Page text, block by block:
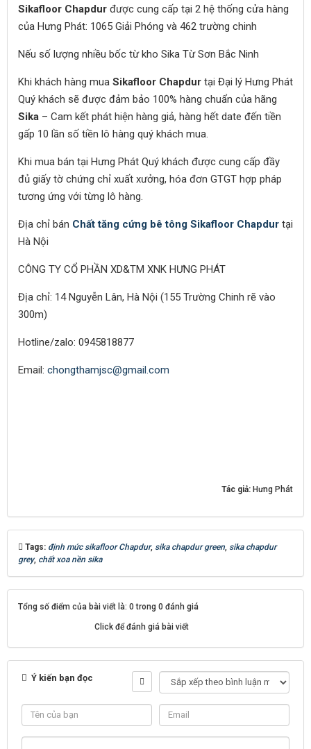
Sikafloor Chapdur được cung cấp tại 2 hệ thống cửa hàng
của Hưng Phát: 1065 Giải Phóng và 462 trường chinh
Nếu số lượng nhiều bốc từ kho Sika Từ Sơn Bắc Ninh
Khi khách hàng mua Sikafloor Chapdur tại Đại lý Hưng Phát
Quý khách sẽ được đảm bảo 100% hàng chuẩn của hãng
Sika – Cam kết phát hiện hàng giả, hàng hết date đến tiền
gấp 10 lần số tiền lô hàng quý khách mua.
Khi mua bán tại Hưng Phát Quý khách được cung cấp đầy
đủ giấy tờ chứng chỉ xuất xưởng, hóa đơn GTGT hợp pháp
tương ứng với từng lô hàng.
Địa chỉ bán Chất tăng cứng bê tông Sikafloor Chapdur tại
Hà Nội
CÔNG TY CỔ PHẦN XD&TM XNK HƯNG PHÁT
Địa chỉ: 14 Nguyễn Lân, Hà Nội (155 Trường Chinh rẽ vào
300m)
Hotline/zalo: 0945818877
Email: chongthamjsc@gmail.com
Tác giả: Hưng Phát
Tags: định mức sikafloor Chapdur, sika chapdur green sika chapdur
grey, chất xoa nền sika
Tổng số điểm của bài viết là: 0 trong 0 đánh giá
Click để đánh giá bài viết
Ý kiến bạn đọc